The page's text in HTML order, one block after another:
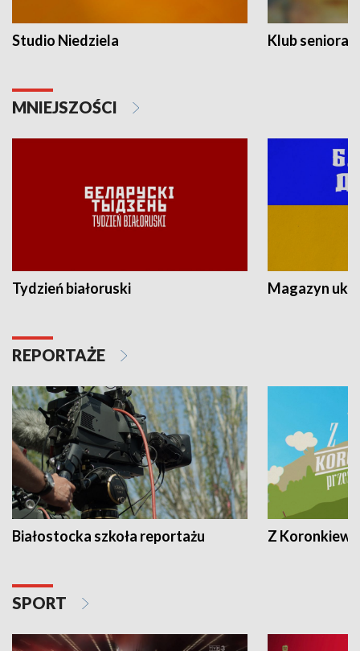
Studio Niedziela Klub seniora
MNIEJSZOŚCI
Tydzień białoruski Magazyn
REPORTAŻE
Białostocka szkoła reportażu Z
SPORT